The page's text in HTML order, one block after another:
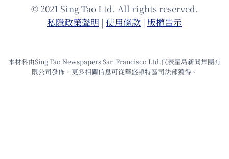
© 2021 Sing Tao Ltd. All rights reserved.
私隱政策聲明 | 使⽤條款 | 版權告⽰
本材料由Sing Tao Newspapers San Francisco Ltd.代表星島新聞集團有
限公司發佈，更多相關信息可從華盛頓特區司法部獲得。